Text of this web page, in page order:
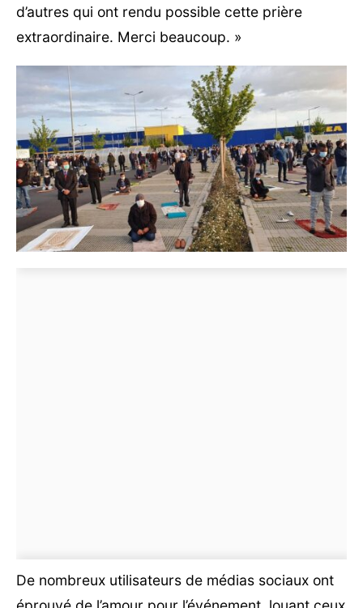
d’autres qui ont rendu possible cette prière
extraordinaire. Merci beaucoup. »
De nombreux utilisateurs de médias sociaux ont